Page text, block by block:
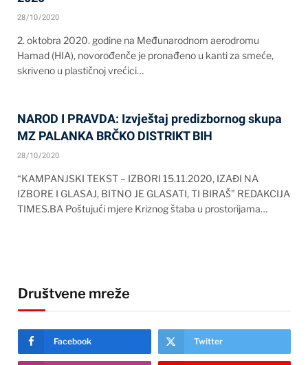
28/10/2020
2. oktobra 2020. godine na Međunarodnom aerodromu
Hamad (HIA), novorođenče je pronađeno u kanti za smeće,
skriveno u plastičnoj vrećici…
NAROD I PRAVDA: Izvještaj predizbornog skupa
MZ PALANKA BRČKO DISTRIKT BIH
28/10/2020
“KAMPANJSKI TEKST – IZBORI 15.11.2020, IZAĐI NA
IZBORE I GLASAJ, BITNO JE GLASATI, TI BIRAŠ” REDAKCIJA
TIMES.BA Poštujući mjere Kriznog štaba u prostorijama…
Društvene mreže
Facebook Twitter